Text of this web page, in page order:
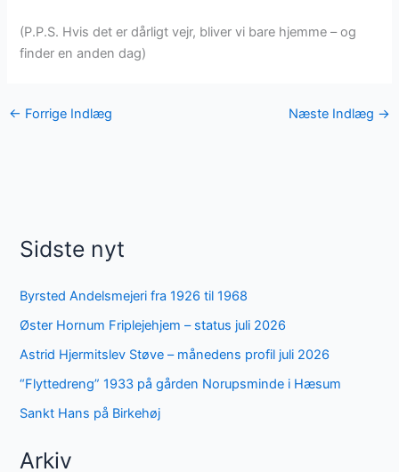
(P.P.S. Hvis det er dårligt vejr, bliver vi bare hjemme – og
finder en anden dag)
← Forrige Indlæg Næste Indlæg →
Sidste nyt
Byrsted Andelsmejeri fra 1926 til 1968
Øster Hornum Friplejehjem – status juli 2026
Astrid Hjermitslev Støve – månedens profil juli 2026
“Flyttedreng” 1933 på gården Norupsminde i Hæsum
Sankt Hans på Birkehøj
Arkiv